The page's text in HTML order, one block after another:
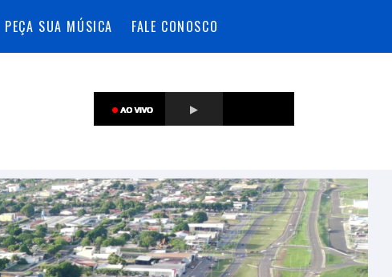
PEÇA SUA MÚSICA FALE CONOSCO